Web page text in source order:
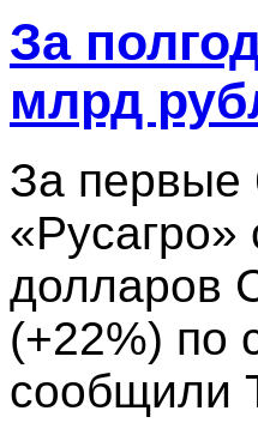
За
млрд
За первые
долларов
(+22%) по
сообщили